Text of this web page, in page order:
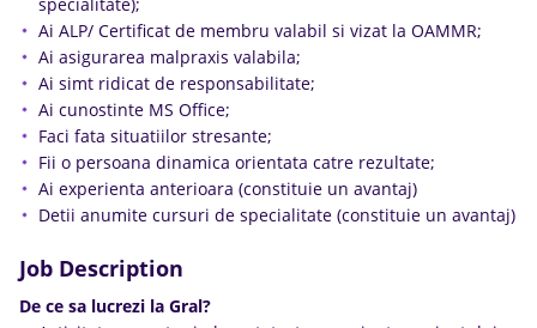
Ai ALP/ Certificat de membru valabil si vizat la OAMMR;
Ai asigurarea malpraxis valabila;
Ai simt ridicat de responsabilitate;
Ai cunostinte MS Office;
Faci fata situatiilor stresante;
Fii o persoana dinamica orientata catre rezultate;
Ai experienta anterioara (constituie un avantaj)
Detii anumite cursuri de specialitate (constituie un avantaj)
Job Description
De ce sa lucrezi la Gral?